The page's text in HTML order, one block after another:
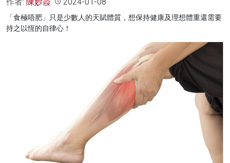
「食極唔肥」只是少數人的天賦體質，想保持健康及理想體重還需要
持之以恆的自律心！